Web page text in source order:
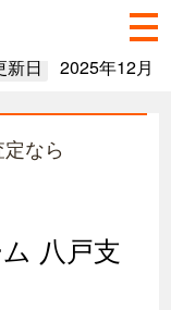
新日 2025年12月
なら
八戸支